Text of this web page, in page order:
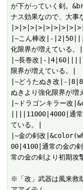
が下がっていく剣。
ナス効果なので、大事
|~こん棒改|-
化限界が増えている。|
|~長巻改|-
限界が増えている。|
|~どうたぬき改|-
ぬきより強化限界が増
|~ドラゴンキラー
||||11000|4000|通常
ている。|
|~金の剣改
00|4100|通常の金の剣
常の金の剣より初期攻
※「改」武器は風来救